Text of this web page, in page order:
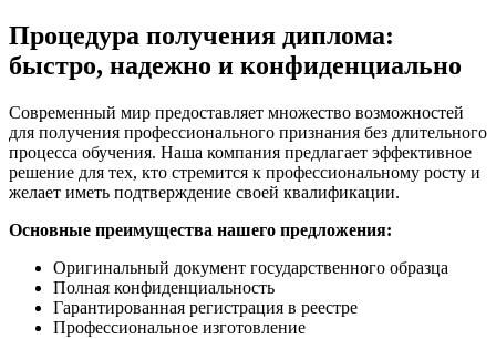
Процедура получения диплома:
быстро, надежно и конфиденциально
Современный мир предоставляет множество возможностей
для получения профессионального признания без длительного
процесса обучения. Наша компания предлагает эффективное
решение для тех, кто стремится к профессиональному росту и
желает иметь подтверждение своей квалификации.
Основные преимущества нашего предложения:
Оригинальный документ государственного образца
Полная конфиденциальность
Гарантированная регистрация в реестре
Профессиональное изготовление